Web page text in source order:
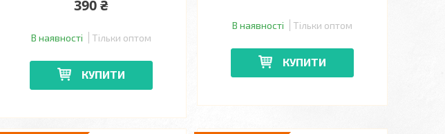
390 ₴
В наявності Тільки оптом
КУПИТИ
В наявності Тільки оптом
КУПИТИ